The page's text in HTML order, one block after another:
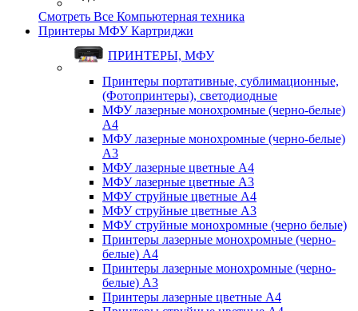
Смотреть Все Компьютерная техника
Принтеры МФУ Картриджи
ПРИНТЕРЫ, МФУ
Принтеры портативные, сублимационные,
(Фотопринтеры), светодиодные
МФУ лазерные монохромные (черно-белые)
A4
МФУ лазерные монохромные (черно-белые)
A3
МФУ лазерные цветные A4
МФУ лазерные цветные A3
МФУ струйные цветные A4
МФУ струйные цветные A3
МФУ струйные монохромные (черно белые)
Принтеры лазерные монохромные (черно-
белые) A4
Принтеры лазерные монохромные (черно-
белые) A3
Принтеры лазерные цветные A4